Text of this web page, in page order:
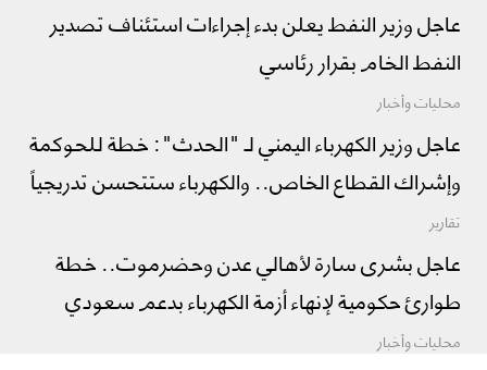
عاجل وزير النفط يعلن بدء إجراءات استئناف تصدير
النفط الخام بقرار رئاسي
محليات وأخبار
عاجل وزير الكهرباء اليمني لـ "الحدث": خطة للحوكمة
وإشراك القطاع الخاص.. والكهرباء ستتحسن تدريجياً
تقارير
عاجل بشرى سارة لأهالي عدن وحضرموت.. خطة
طوارئ حكومية لإنهاء أزمة الكهرباء بدعم سعودي
محليات وأخبار